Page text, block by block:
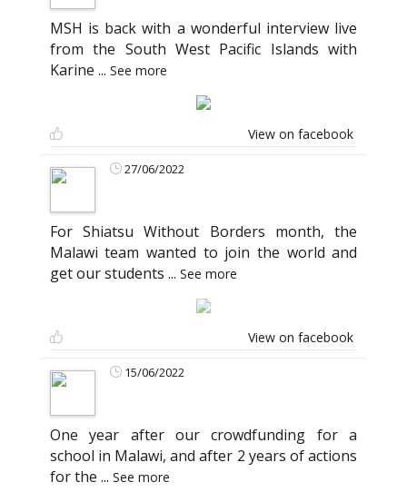
MSH is back with a wonderful interview live
from the South West Pacific Islands with
Karine ... See more
View on facebook
27/06/2022
For Shiatsu Without Borders month, the
Malawi team wanted to join the world and
get our students ... See more
View on facebook
15/06/2022
One year after our crowdfunding for a
school in Malawi, and after 2 years of actions
for the ... See more